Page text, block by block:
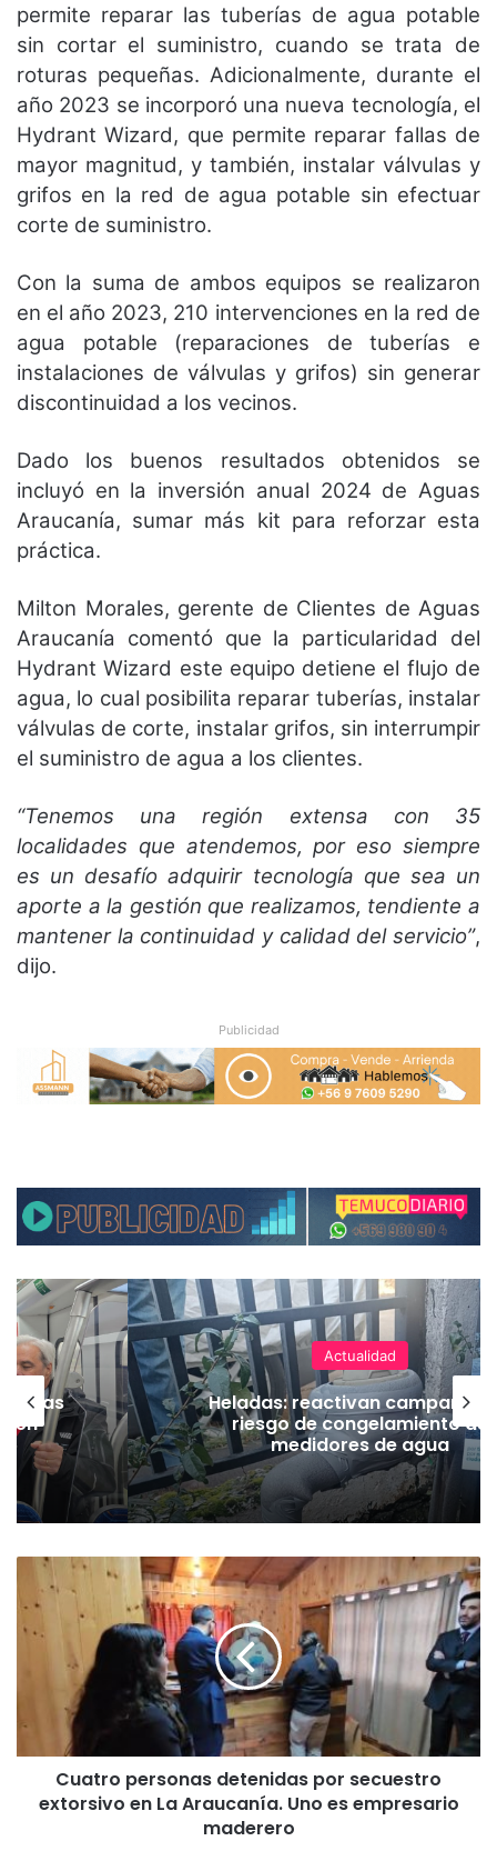
permite reparar las tuberías de agua potable
sin cortar el suministro, cuando se trata de
roturas pequeñas. Adicionalmente, durante el
año 2023 se incorporó una nueva tecnología, el
Hydrant Wizard, que permite reparar fallas de
mayor magnitud, y también, instalar válvulas y
grifos en la red de agua potable sin efectuar
corte de suministro.
Con la suma de ambos equipos se realizaron
en el año 2023, 210 intervenciones en la red de
agua potable (reparaciones de tuberías e
instalaciones de válvulas y grifos) sin generar
discontinuidad a los vecinos.
Dado los buenos resultados obtenidos se
incluyó en la inversión anual 2024 de Aguas
Araucanía, sumar más kit para reforzar esta
práctica.
Milton Morales, gerente de Clientes de Aguas
Araucanía comentó que la particularidad del
Hydrant Wizard este equipo detiene el flujo de
agua, lo cual posibilita reparar tuberías, instalar
válvulas de corte, instalar grifos, sin interrumpir
el suministro de agua a los clientes.
“Tenemos una región extensa con 35
localidades que atendemos, por eso siempre
es un desafío adquirir tecnología que sea un
aporte a la gestión que realizamos, tendiente a
mantener la continuidad y calidad del servicio”,
dijo.
Publicidad
vías
Actualidad
Heladas: reactivan campaña
riesgo de congelamiento de
medidores de agua
e
r
Cuatro personas detenidas por secuestro
extorsivo en La Araucanía. Uno es empresario
maderero